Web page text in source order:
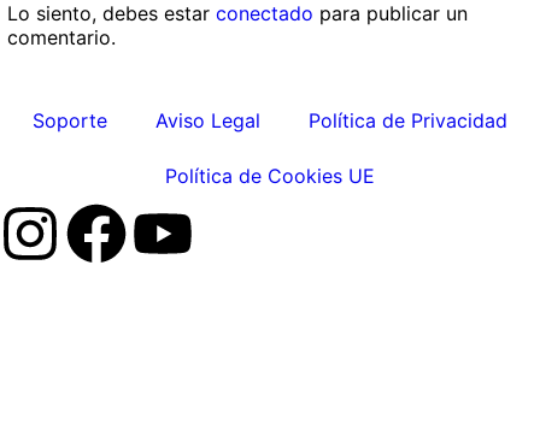
Lo siento, debes estarconectado para publicar un
comentario.
Soporte Aviso Legal Política de Privacidad
Política de Cookies UE